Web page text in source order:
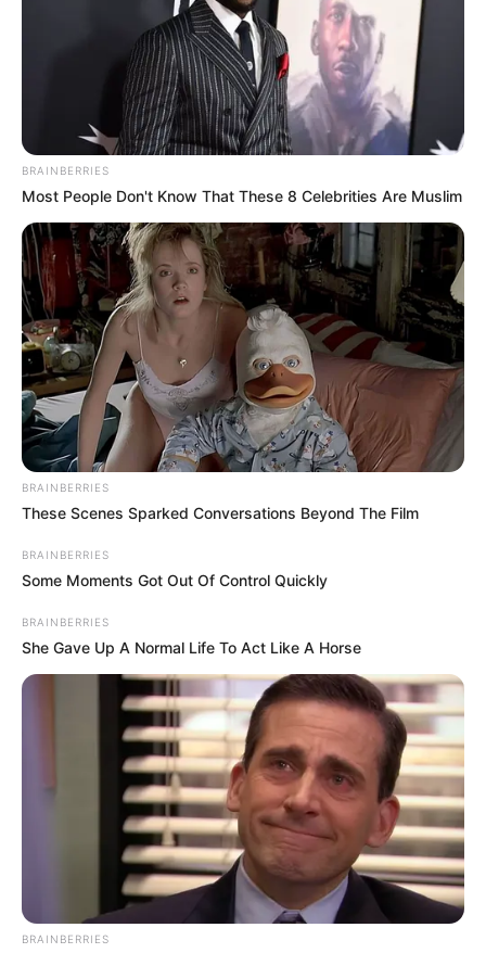
1 ματσάκι καυκαλιθρες
2 λεμόνια (χυμός)
2 κουταλιές της σούπας μπελτες
1 ποτήρι κρασί
1/2 κούπα λάδι
Αλάτι πιπέρι.
Εκτέλεση:
Τσιγαρίζουμε το κρεμμύδι σε χαμηλή
θερμοκρασία για περίπου 10 λεπτο, ρίχνουμε
τη σουπιά ανακατεύουμε και σβήνουμε με το
κρασί.
Προσθέτουμε τα μυρωδικά σκεπάζουμε τη
κατσαρόλα και μαγειρεύουμε για 30 λεπτά
στη μισή θερμοκρασία.
Προσθέτουμε αλάτι πιπέρι χυμό σπανάκι
μπελτέ ανακατεύουμε ελαφρά σκεπάζουμε
πάλι τη κατσαρόλα και μαγειρεύουμε για μισή
Περισσότερα νέα από την Εύβοια
Μερομήνια 2026 – 2027: Τι καιρό θα κάνει τις
επόμενες μέρες;
Κάθε πότε κληρώνει το τζόκερ, ποιες οι μέρες;
Πότε ανοίγουν οι εγγραφές για τα
Πανεπιστήμια 2026 – Ημερομηνίες για
πρωτοετείς
BRAINBERRIES
Most People Don't Know That These 8 Celebrities Are Muslim
BRAINBERRIES
These Scenes Sparked Conversations Beyond The Film
BRAINBERRIES
Some Moments Got Out Of Control Quickly
BRAINBERRIES
She Gave Up A Normal Life To Act Like A Horse
BRAINBERRIES